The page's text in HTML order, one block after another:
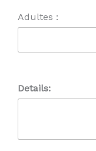
Adultes :
Details: